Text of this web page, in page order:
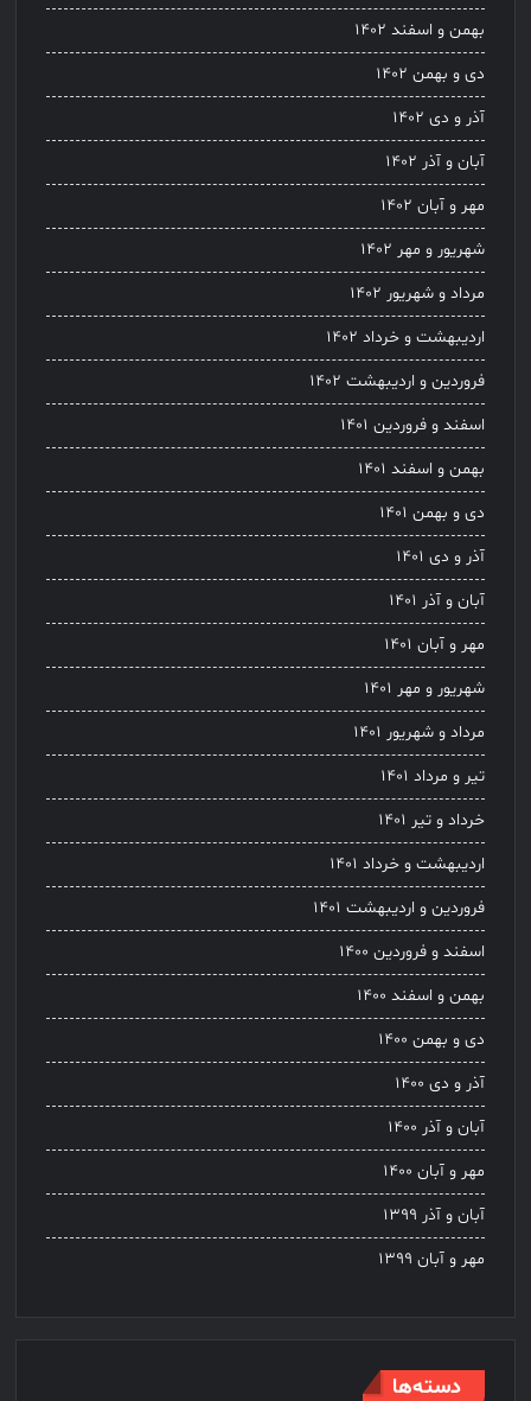
بهمن و اسفند ۱۴۰۲
دی و بهمن ۱۴۰۲
آذر و دی ۱۴۰۲
آبان و آذر ۱۴۰۲
مهر و آبان ۱۴۰۲
شهریور و مهر ۱۴۰۲
مرداد و شهریور ۱۴۰۲
اردیبهشت و خرداد ۱۴۰۲
فروردین و اردیبهشت ۱۴۰۲
اسفند و فروردین ۱۴۰۱
بهمن و اسفند ۱۴۰۱
دی و بهمن ۱۴۰۱
آذر و دی ۱۴۰۱
آبان و آذر ۱۴۰۱
مهر و آبان ۱۴۰۱
شهریور و مهر ۱۴۰۱
مرداد و شهریور ۱۴۰۱
تیر و مرداد ۱۴۰۱
خرداد و تیر ۱۴۰۱
اردیبهشت و خرداد ۱۴۰۱
فروردین و اردیبهشت ۱۴۰۱
اسفند و فروردین ۱۴۰۰
بهمن و اسفند ۱۴۰۰
دی و بهمن ۱۴۰۰
آذر و دی ۱۴۰۰
آبان و آذر ۱۴۰۰
مهر و آبان ۱۴۰۰
آبان و آذر ۱۳۹۹
مهر و آبان ۱۳۹۹
دسته‌ها